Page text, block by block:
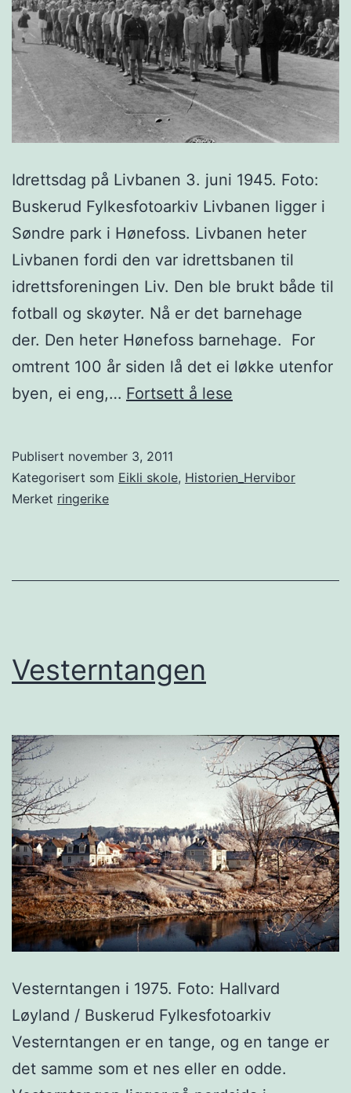
Idrettsdag på Livbanen 3. juni 1945. Foto:
Buskerud Fylkesfotoarkiv Livbanen ligger i
Søndre park i Hønefoss. Livbanen heter
Livbanen fordi den var idrettsbanen til
idrettsforeningen Liv. Den ble brukt både til
fotball og skøyter. Nå er det barnehage
der. Den heter Hønefoss barnehage. For
omtrent 100 år siden lå det ei løkke utenfor
byen, ei eng,… Fortsett å lese
Publisert november 3, 2011
Kategorisert som Eikli skole, Historien_Hervibor
Merket ringerike
Vesterntangen
Vesterntangen i 1975. Foto: Hallvard
Løyland / Buskerud Fylkesfotoarkiv
Vesterntangen er en tange, og en tange er
det samme som et nes eller en odde.